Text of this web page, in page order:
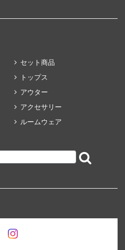
セット商品
トップス
アウター
アクセサリー
ルームウェア